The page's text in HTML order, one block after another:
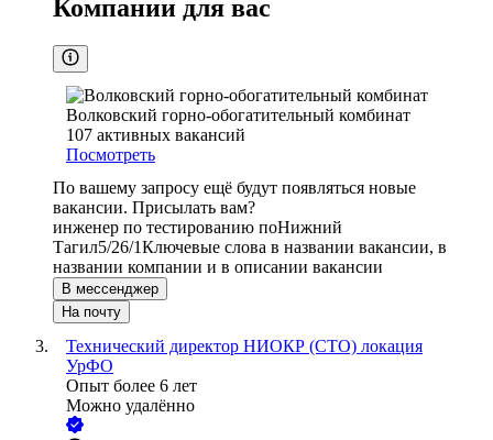
Компании для вас
Волковский горно-обогатительный комбинат
107 активных вакансий
Посмотреть
По вашему запросу ещё будут появляться новые
вакансии. Присылать вам?
инженер по тестированию поНижний
Тагил5/26/1Ключевые слова в названии вакансии, в
названии компании и в описании вакансии
В мессенджер
На почту
Технический директор НИОКР (CTO) локация
УрФО
Опыт более 6 лет
Можно удалённо